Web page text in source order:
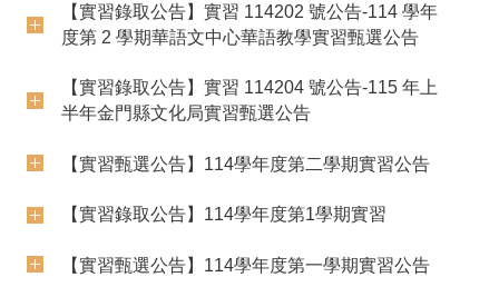
【實習錄取公告】實習 114202 號公告-114 學年
度第 2 學期華語文中心華語教學實習甄選公告
【實習錄取公告】實習 114204 號公告-115 年上
半年金門縣文化局實習甄選公告
【實習甄選公告】114學年度第二學期實習公告
【實習錄取公告】114學年度第1學期實習
【實習甄選公告】114學年度第一學期實習公告